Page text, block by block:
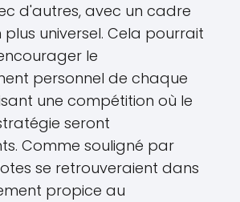
d'autres, avec un cadre
universel. Cela pourrait
le
personnel de chaque
une compétition où le
seront
Comme souligné par
se retrouveraient dans
propice au